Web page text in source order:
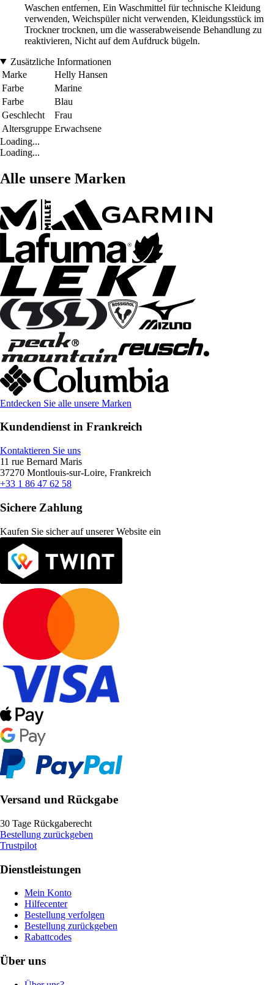
Waschen entfernen, Ein Waschmittel für technische Kleidung
verwenden, Weichspüler nicht verwenden, Kleidungsstück im
Trockner trocknen, um die wasserabweisende Behandlung zu
reaktivieren, Nicht auf dem Aufdruck bügeln.
Zusätzliche Informationen
Marke
Helly Hansen
Farbe
Marine
Farbe
Blau
Geschlecht
Frau
Altersgruppe Erwachsene
Loading...
Loading...
Alle unsere Marken
Entdecken Sie alle unsere Marken
Kundendienst in Frankreich
Kontaktieren Sie uns
11 rue Bernard Maris
37270 Montlouis-sur-Loire, Frankreich
+33 1 86 47 62 58
Sichere Zahlung
Kaufen Sie sicher auf unserer Website ein
Versand und Rückgabe
30 Tage Rückgaberecht
Bestellung zurückgeben
Trustpilot
Dienstleistungen
Mein Konto
Hilfecenter
Bestellung verfolgen
Bestellung zurückgeben
Rabattcodes
Über uns